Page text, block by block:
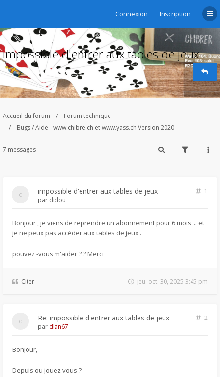
Connexion Inscription
impossible d'entrer aux tables de jeux
Accueil du forum
Forum technique
Bugs / Aide - www.chibre.ch et www.yass.ch Version 2020
7 messages
impossible d'entrer aux tables de jeux
1
par didou
Bonjour , je viens de reprendre un abonnement pour 6 mois ... et
je ne peux pas accéder aux tables de jeux .
pouvez -vous m'aider ?'? Merci
Citer jeu. oct. 30, 2025 3:45 pm
Re: impossible d'entrer aux tables de jeux
2
par dlan67
Bonjour,
Depuis ou jouez vous ?